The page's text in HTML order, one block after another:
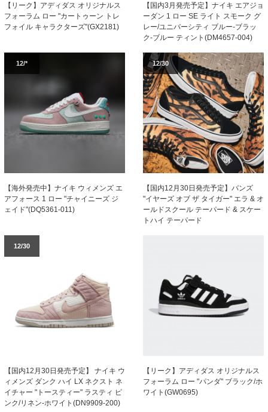
【リーク】アディダス オリジナルス
フォーラム ロー "カートゥーン トレ
フォイル キャラクターズ"(GX2181)
【国内3月発売予定】ナイキ エアジョ
ーダン 1 ロー SE ライト スモーク グ
レー/ユニバーシティ ブルー-ブラッ
ク-ブルー ティント(DM4657-004)
12/*
【海外発売中】ナイキ ウィメンズ エ
アフォース 1 ロー "チャイニーズ ジ
ェイド"(DQ5361-011)
12/30
【国内12月30日発売予定】バンズ
"イヤーズ オブ ザ タイガー" エラ & オ
ールドスクール テーパード & スケー
トハイ テーパード
12/30
【国内12月30日発売予定】 ナイキ ウ
ィメンズ ダンク ハイ LX ネクスト ネ
イチャー "トースティー" ラスティ ピ
ンク/リネン-ホワイト(DN9909-200)
【リーク】アディダス オリジナルス
フォーラム ロー "パンダ" ブラック/ホ
ワイト(GW0695)